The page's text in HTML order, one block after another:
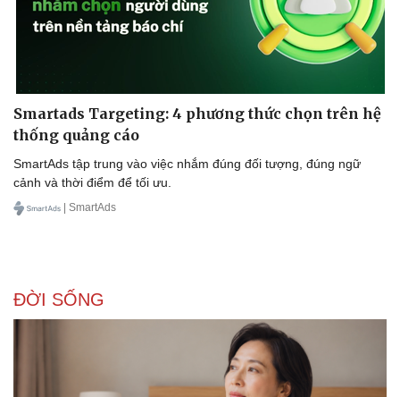
Smartads Targeting: 4 phương thức chọn trên hệ
thống quảng cáo
SmartAds tập trung vào việc nhắm đúng đối tượng, đúng ngữ
cảnh và thời điểm để tối ưu.
| SmartAds
ĐỜI SỐNG